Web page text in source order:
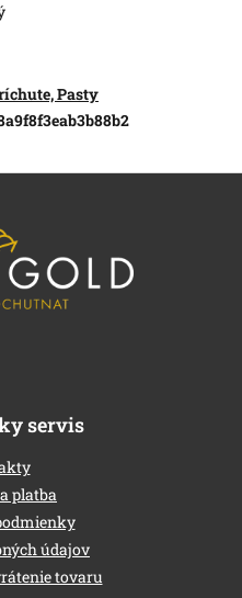
Pasty
servis
platba
údajov
tovaru